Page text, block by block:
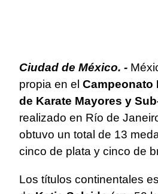
Ciudad de México. -
propia en el Campeonato
de Karate Mayores y
realizado en Río de
obtuvo un total de 13
cinco de plata y cinco de
Los títulos continentales